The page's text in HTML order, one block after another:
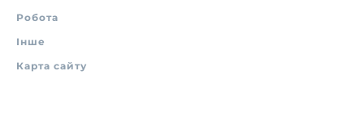
Робота
Інше
Карта сайту